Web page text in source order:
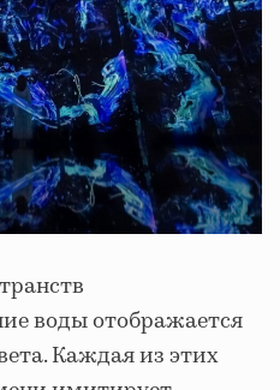
воды отображается
Каждая из этих